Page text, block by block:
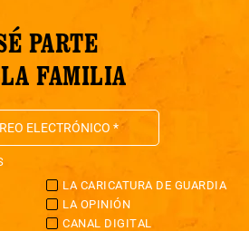
PARTE
FAMILIA
LA CARICATURA DE GUARDIA
LA OPINIÓN
CANAL DIGITAL